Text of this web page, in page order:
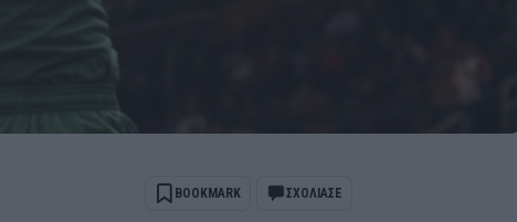
BOOKMARK ΣΧΟΛΙΑΣΕ